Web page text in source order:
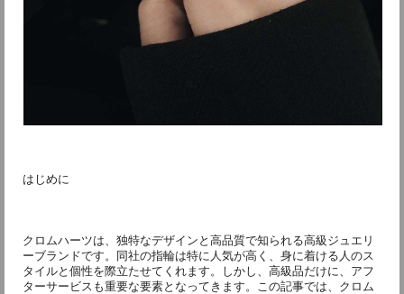
はじめに
クロムハーツは、独特なデザインと高品質で知られる高級ジュエリ
ーブランドです。同社の指輪は特に人気が高く、身に着ける人のス
タイルと個性を際立たせてくれます。しかし、高級品だけに、アフ
ターサービスも重要な要素となってきます。この記事では、クロム